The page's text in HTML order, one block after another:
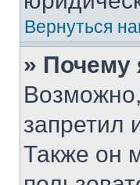
Вернуться
» Почему
запретил
Также он